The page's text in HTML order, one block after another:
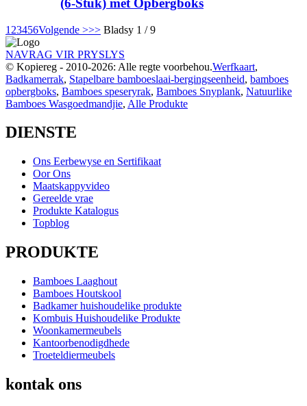
(6-Stuk) met Opbergboks
1 23456Volgende >>> Bladsy 1 / 9
NAVRAG VIR PRYSLYS
© Kopiereg - 2010-2026: Alle regte voorbehou.Werfkaart,
Badkamerrak, Stapelbare bamboeslaai-bergingseenheid, bamboes
opbergboks, Bamboes speseryrak, Bamboes Snyplank, Natuurlike
Bamboes Wasgoedmandjie, Alle Produkte
DIENSTE
Ons Eerbewyse en Sertifikaat
Oor Ons
Maatskappyvideo
Gereelde vrae
Produkte Katalogus
Topblog
PRODUKTE
Bamboes Laaghout
Bamboes Houtskool
Badkamer huishoudelike produkte
Kombuis Huishoudelike Produkte
Woonkamermeubels
Kantoorbenodigdhede
Troeteldiermeubels
kontak ons